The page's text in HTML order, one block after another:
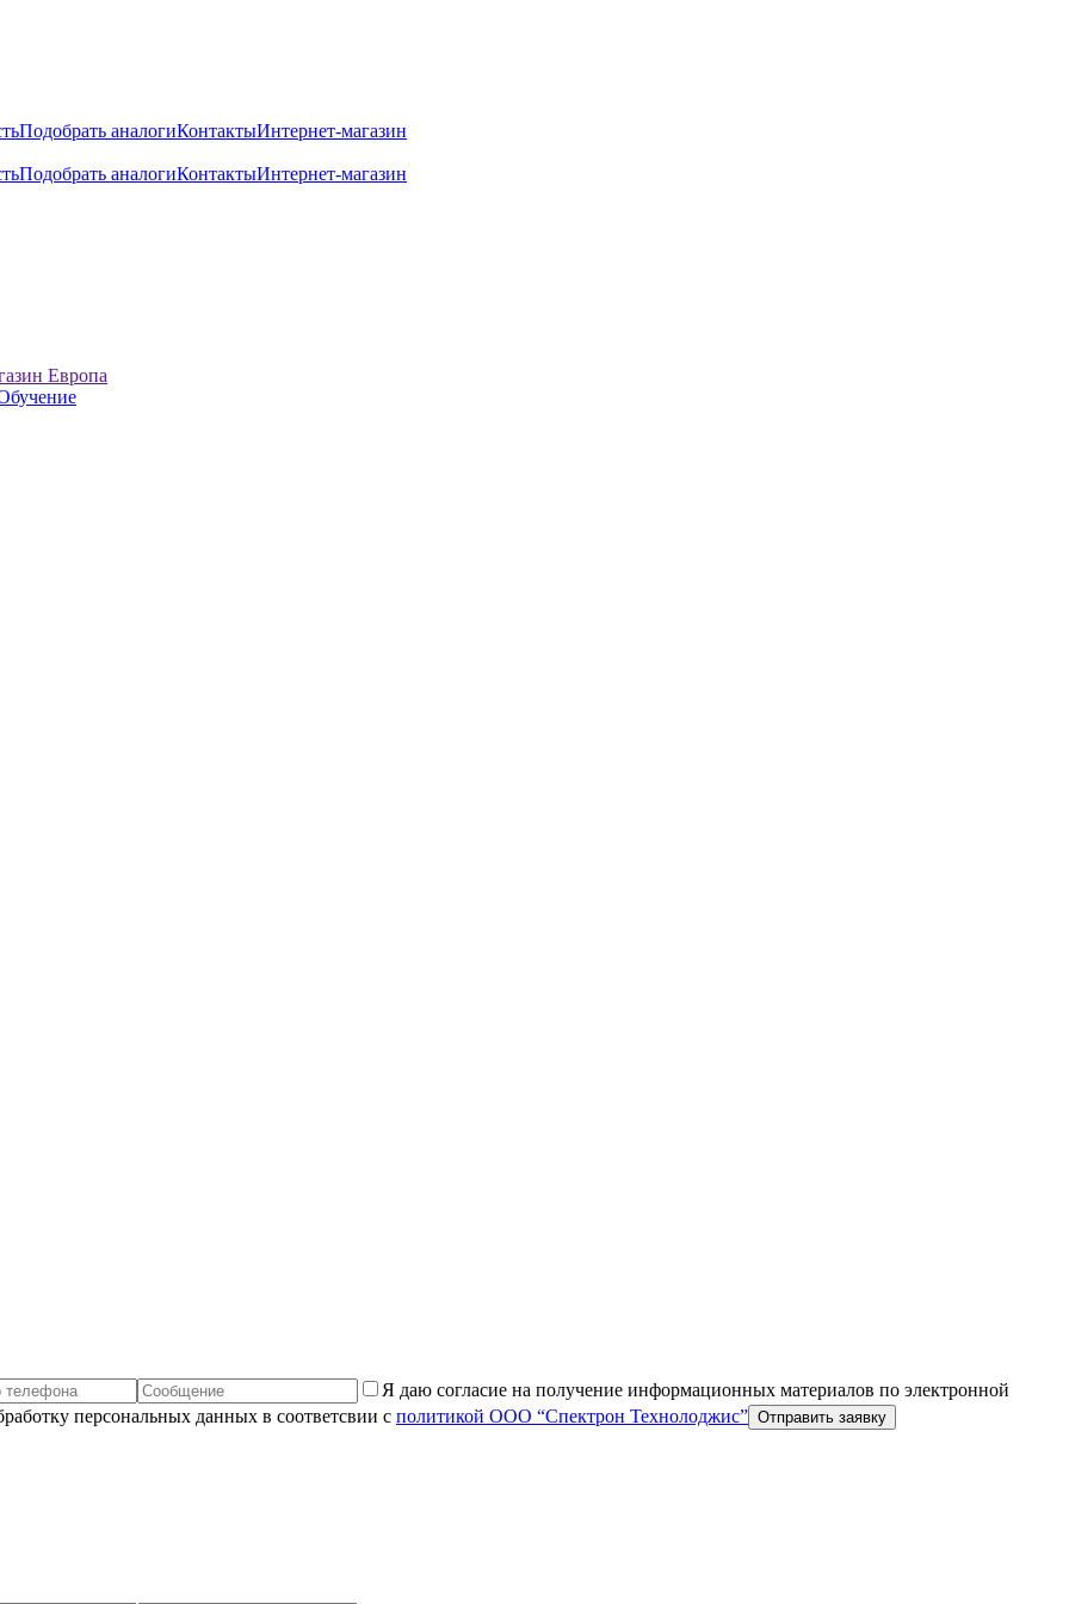
Подобрать аналогиКонтактыИнтернет-магазин
Подобрать аналогиКонтактыИнтернет-магазин
Европа
Я даю согласие на получение информационных материалов по электронной
персональных данных в соответсвии с политикой ООО “Спектрон Технолоджис”